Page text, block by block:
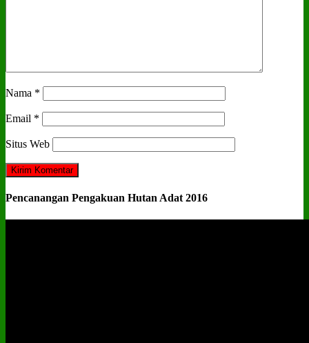
Nama *
Email *
Situs Web
Pencanangan Pengakuan Hutan Adat 2016